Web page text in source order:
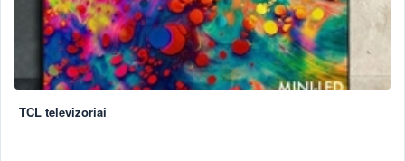
TCL televizoriai